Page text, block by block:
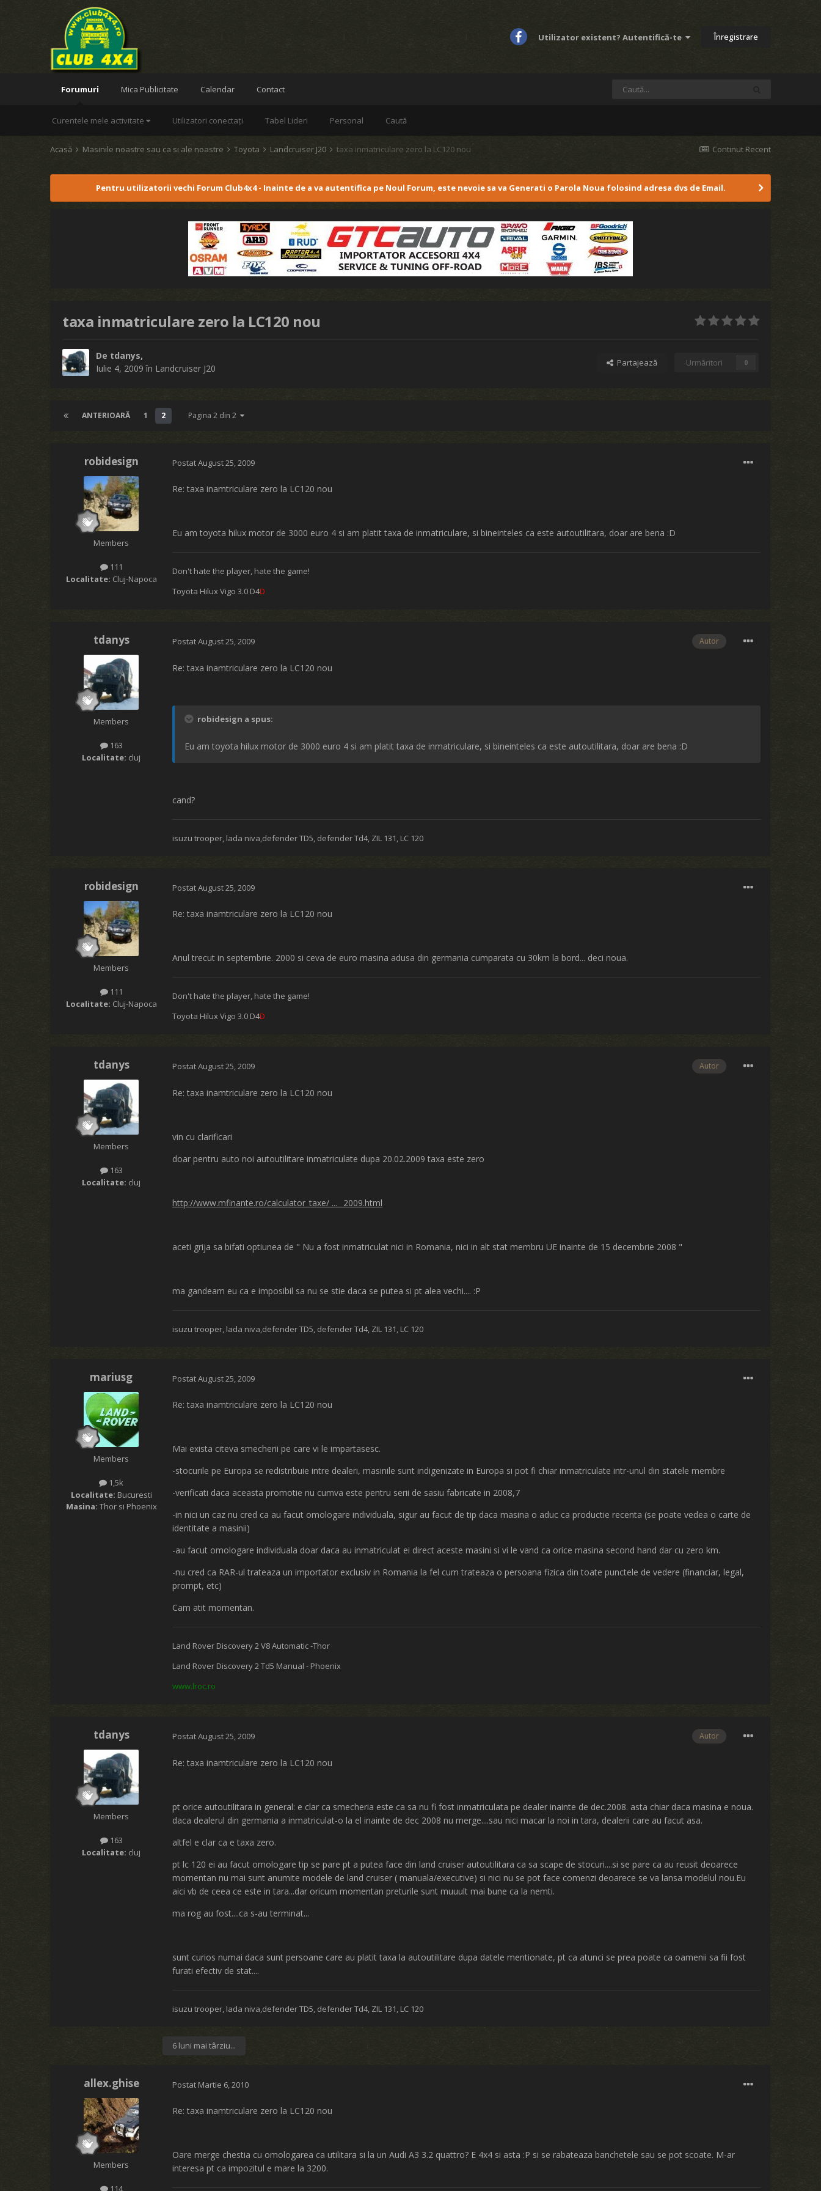
Utilizator existent? Autentifică-te Înregistrare
Forumuri
Curentele mele activitate Utilizatori conectați Tabel Lideri Personal Caută
Mica Publicitate Calendar Contact
Continut Recent
Acasă Masinile noastre sau ca si ale noastre Toyota Landcruiser J20 taxa inmatriculare zero la LC120 nou
Pentru utilizatorii vechi Forum Club4x4 - Inainte de a va autentifica pe Noul Forum, este nevoie sa va Generati o Parola Noua folosind adresa dvs de Email.
taxa inmatriculare zero la LC120 nou
De tdanys,
Iulie 4, 2009 în Landcruiser J20 Partajează Urmăritori 0
ANTERIOARĂ 1 2 Pagina 2 din 2
robidesign
Members
111
Localitate: Cluj-Napoca
PostatAugust 25, 2009
Re: taxa inamtriculare zero la LC120 nou
Eu am toyota hilux motor de 3000 euro 4 si am platit taxa de inmatriculare, si bineinteles ca este autoutilitara, doar are bena :D
Don't hate the player, hate the game!
Toyota Hilux Vigo 3.0 D4D
tdanys
Members
163
Localitate: cluj
Autor
PostatAugust 25, 2009
Re: taxa inamtriculare zero la LC120 nou
robidesign a spus:
Eu am toyota hilux motor de 3000 euro 4 si am platit taxa de inmatriculare, si bineinteles ca este autoutilitara, doar are bena :D
cand?
isuzu trooper, lada niva,defender TD5, defender Td4, ZIL 131, LC 120
robidesign
Members
111
Localitate: Cluj-Napoca
PostatAugust 25, 2009
Re: taxa inamtriculare zero la LC120 nou
Anul trecut in septembrie. 2000 si ceva de euro masina adusa din germania cumparata cu 30km la bord... deci noua.
Don't hate the player, hate the game!
Toyota Hilux Vigo 3.0 D4D
tdanys
Members
163
Localitate: cluj
Autor
PostatAugust 25, 2009
Re: taxa inamtriculare zero la LC120 nou
vin cu clarificari
doar pentru auto noi autoutilitare inmatriculate dupa 20.02.2009 taxa este zero
http://www.mfinante.ro/calculator_taxe/ ... _2009.html
aceti grija sa bifati optiunea de " Nu a fost inmatriculat nici in Romania, nici in alt stat membru UE inainte de 15 decembrie 2008 "
ma gandeam eu ca e imposibil sa nu se stie daca se putea si pt alea vechi.... :P
isuzu trooper, lada niva,defender TD5, defender Td4, ZIL 131, LC 120
mariusg
Members
1,5k
Localitate: Bucuresti
Masina: Thor si Phoenix
PostatAugust 25, 2009
Re: taxa inamtriculare zero la LC120 nou
Mai exista citeva smecherii pe care vi le impartasesc.
-stocurile pe Europa se redistribuie intre dealeri, masinile sunt indigenizate in Europa si pot fi chiar inmatriculate intr-unul din statele membre
-verificati daca aceasta promotie nu cumva este pentru serii de sasiu fabricate in 2008,7
-in nici un caz nu cred ca au facut omologare individuala, sigur au facut de tip daca masina o aduc ca productie recenta (se poate vedea o carte de
identitate a masinii)
-au facut omologare individuala doar daca au inmatriculat ei direct aceste masini si vi le vand ca orice masina second hand dar cu zero km.
-nu cred ca RAR-ul trateaza un importator exclusiv in Romania la fel cum trateaza o persoana fizica din toate punctele de vedere (financiar, legal,
prompt, etc)
Cam atit momentan.
Land Rover Discovery 2 V8 Automatic -Thor
Land Rover Discovery 2 Td5 Manual - Phoenix
www.lroc.ro
tdanys
Members
163
Localitate: cluj
Autor
PostatAugust 25, 2009
Re: taxa inamtriculare zero la LC120 nou
pt orice autoutilitara in general: e clar ca smecheria este ca sa nu fi fost inmatriculata pe dealer inainte de dec.2008. asta chiar daca masina e noua.
daca dealerul din germania a inmatriculat-o la el inainte de dec 2008 nu merge....sau nici macar la noi in tara, dealerii care au facut asa.
altfel e clar ca e taxa zero.
pt lc 120 ei au facut omologare tip se pare pt a putea face din land cruiser autoutilitara ca sa scape de stocuri....si se pare ca au reusit deoarece
momentan nu mai sunt anumite modele de land cruiser ( manuala/executive) si nici nu se pot face comenzi deoarece se va lansa modelul nou.Eu
aici vb de ceea ce este in tara...dar oricum momentan preturile sunt muuult mai bune ca la nemti.
ma rog au fost....ca s-au terminat...
sunt curios numai daca sunt persoane care au platit taxa la autoutilitare dupa datele mentionate, pt ca atunci se prea poate ca oamenii sa fii fost
furati efectiv de stat....
isuzu trooper, lada niva,defender TD5, defender Td4, ZIL 131, LC 120
6 luni mai târziu...
allex.ghise
Members
Postat Martie 6, 2010
Re: taxa inamtriculare zero la LC120 nou
Oare merge chestia cu omologarea ca utilitara si la un Audi A3 3.2 quattro? E 4x4 si asta :P si se rabateaza banchetele sau se pot scoate. M-ar
interesa pt ca impozitul e mare la 3200.